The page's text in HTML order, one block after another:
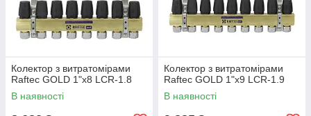
Колектор з витратомірами
Raftec GOLD 1"х8 LCR-1.8
В наявності
Колектор з витратомірами
Raftec GOLD 1"х9 LCR-1.9
В наявності